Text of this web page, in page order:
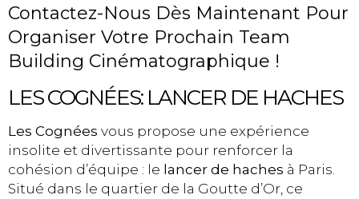
Contactez-Nous Dès Maintenant Pour
Organiser Votre Prochain Team
Building Cinématographique !
LES COGNÉES: LANCER DE HACHES
Les Cognées vous propose une expérience
insolite et divertissante pour renforcer la
cohésion d’équipe : le lancer de haches à Paris.
Situé dans le quartier de la Goutte d’Or, ce